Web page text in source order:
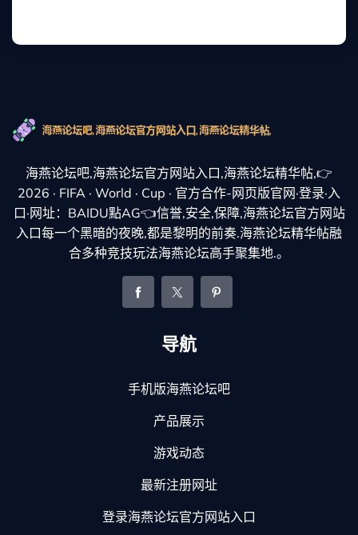
海燕论坛吧,海燕论坛官方网站入口,海燕论坛精华帖,👉
2026 · FIFA · World · Cup · 官方合作-网页版官网·登录·入
口·网址：BAIDU點AG👈信誉,安全,保障,海燕论坛官方网站
入口每一个黑暗的夜晚,都是黎明的前奏.海燕论坛精华帖融
合多种竞技玩法海燕论坛高手聚集地.。
导航
手机版海燕论坛吧
产品展示
游戏动态
最新注册网址
登录海燕论坛官方网站入口